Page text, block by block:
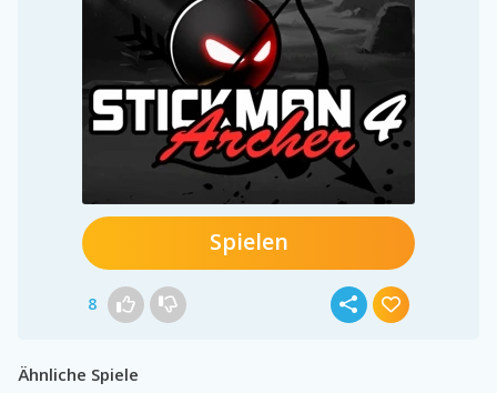
Spielen
8
Ähnliche Spiele